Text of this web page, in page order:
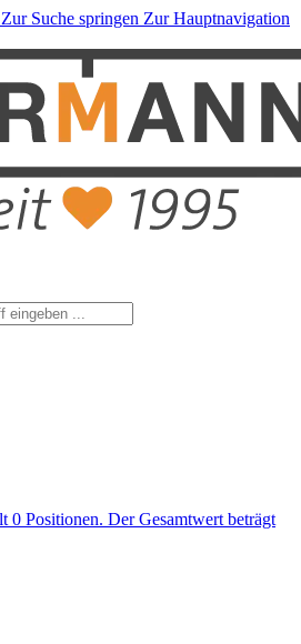
Zur Suche springen Zur Hauptnavigation
0 Positionen. Der Gesamtwert beträgt